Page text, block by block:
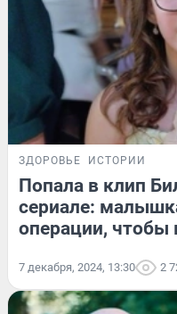
ЗДОРОВЬЕ ИСТОРИИ
Попала в клип
сериале:
операции, чтобы
7 декабря, 2024, 13:30 2